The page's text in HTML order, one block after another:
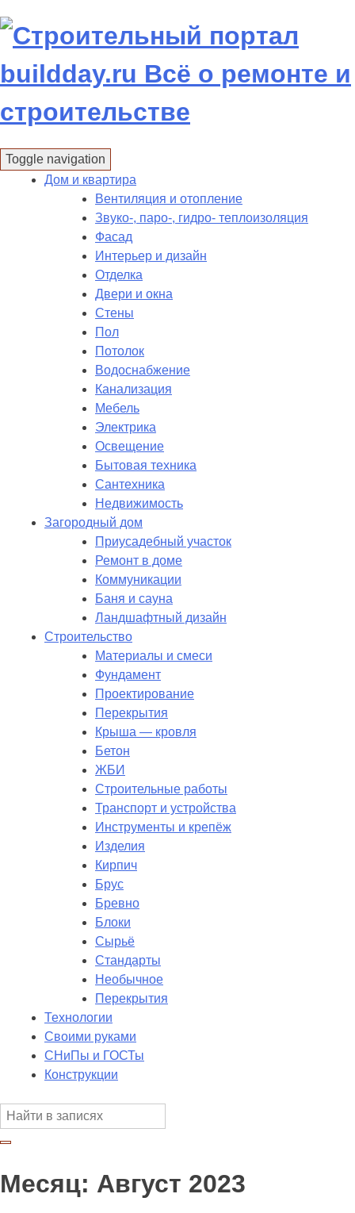
to
content
Toggle navigation
Дом и квартира
Вентиляция и отопление
Звуко-, паро-, гидро- теплоизоляция
Фасад
Интерьер и дизайн
Отделка
Двери и окна
Стены
Пол
Потолок
Водоснабжение
Канализация
Мебель
Электрика
Освещение
Бытовая техника
Сантехника
Недвижимость
Загородный дом
Приусадебный участок
Ремонт в доме
Коммуникации
Баня и сауна
Ландшафтный дизайн
Строительство
Материалы и смеси
Фундамент
Проектирование
Перекрытия
Крыша — кровля
Бетон
ЖБИ
Строительные работы
Транспорт и устройства
Инструменты и крепёж
Изделия
Кирпич
Брус
Бревно
Блоки
Сырьё
Стандарты
Необычное
Перекрытия
Технологии
Своими руками
СНиПы и ГОСТы
Конструкции
Месяц: Август 2023